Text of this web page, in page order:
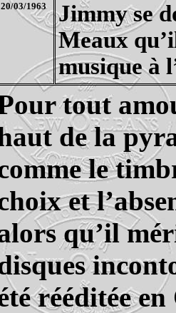
20/03/1963
Jimmy se
Meaux
musique à
tout
dela
le
et
qu’il
rééditée